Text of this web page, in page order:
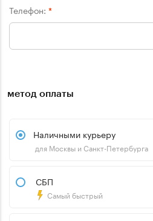
Телефон: *
метод оплаты
Наличными курьеру
для Москвы и Санкт-Петербурга
СБП
Самый быстрый